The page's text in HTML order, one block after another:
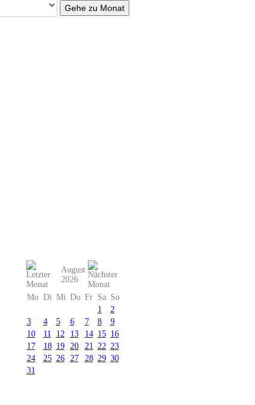
Gehe zu Monat
August
2026
Mo Di Mi Do Fr Sa So
1
2
3
4 5 6 7 8
9
10
11 12 13 14 15 16
17
18 19 20 21 22 23
24
25 26 27 28 29 30
31